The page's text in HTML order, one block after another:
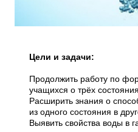
Цели и задачи:
Продолжить работу по
учащихся о трёх
Расширить знания о
из одного состояния в
Выявить свойства воды в